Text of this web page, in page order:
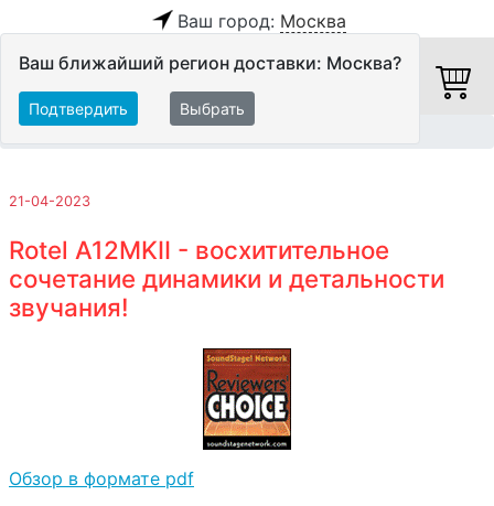
Ваш город: Москва
Ваш ближайший регион доставки: Москва?
Подтвердить Выбрать
21-04-2023
Rotel A12MKII - восхитительное
сочетание динамики и детальности
звучания!
Обзор в формате pdf